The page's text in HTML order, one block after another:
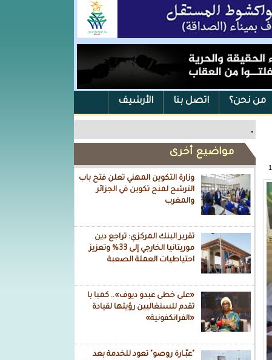
من نحن؟ اتصل بنا الأرشيف
.
مواضيع أخرى
وزارة التكوين المهني تعلن فتح باب
الترشح لمنح تكوين في الجزائر
والمغرب
تقرير البنك المركزي: تراجع دين
موريتانيا الخارجي إلى 33% وتعزيز
احتياطيات العملة الصعبة
«على خطى عبدو ديوف».. كمبا با
تقدم للسنغاليين رؤيتها لقيادة
«الفرانكفونية»
"عبّـارة روصو" تعود للخدمة بعد